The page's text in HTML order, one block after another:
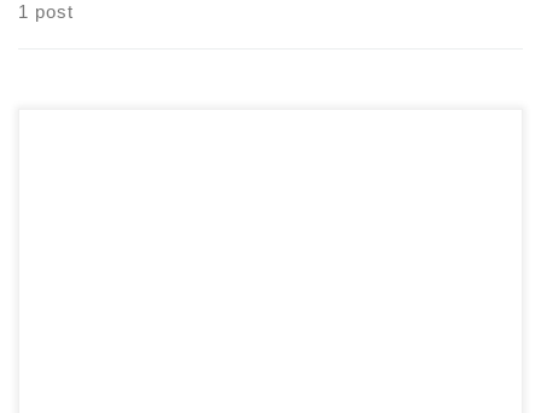
1 post